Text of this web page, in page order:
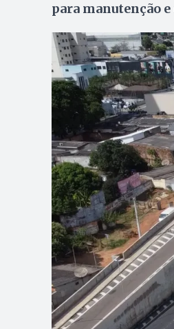
para manutenção